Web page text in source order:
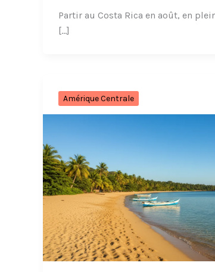
Partir au Costa Rica en août, en
[…]
Amérique Centrale